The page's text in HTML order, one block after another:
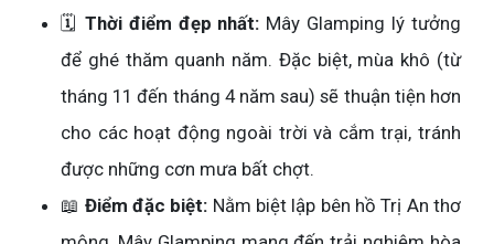
🗓️ Thời điểm đẹp nhất: Mây Glamping lý tưởng
để ghé thăm quanh năm. Đặc biệt, mùa khô (từ
tháng 11 đến tháng 4 năm sau) sẽ thuận tiện hơn
cho các hoạt động ngoài trời và cắm trại, tránh
được những cơn mưa bất chợt.
📖 Điểm đặc biệt: Nằm biệt lập bên hồ Trị An thơ